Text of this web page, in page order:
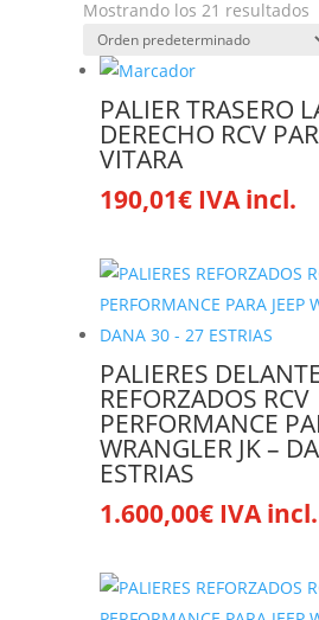
Mostrando los 21 resultados
PALIER TRASERO
DERECHO RCV
VITARA
190,01€ IVA incl.
PALIERES
REFORZADOS RCV
PERFORMANCE
WRANGLER JK –
ESTRIAS
1.600,00€ IVA incl.